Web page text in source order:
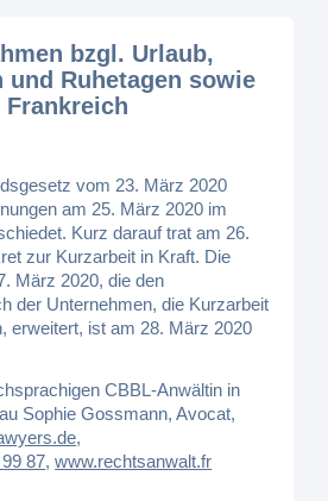
bzgl. Urlaub,
und Ruhetagen sowie
vom 23. März 2020
am 25. März 2020 im
Kurz darauf trat am 26.
zur Kurzarbeit in Kraft. Die
März 2020, die den
der Unternehmen, die Kurzarbeit
erweitert, ist am 28. März 2020
CBBL-Anwältin in
Sophie Gossmann, Avocat,
,
87,www.rechtsanwalt.fr